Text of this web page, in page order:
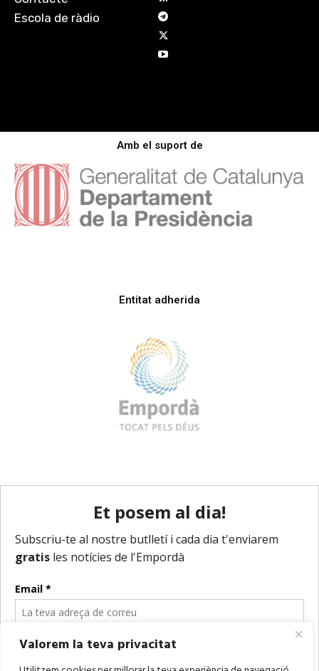
Valorem la teva privacitat
Escola de ràdio
Amb el suport de
Entitat adherida